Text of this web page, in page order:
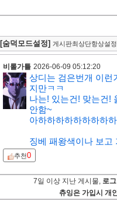
[숨덕모드설정] 게시판최상단항상설
비롤가틀 2026-06-09 05:12:20
상디는 검은번개 이런
지만ㅋㅋ
나는! 있는건! 맞는건!
안함~
아하하하하하하하하
징베 패왕색이나 보고
추천0
7일 이상 지난 게시물, 로
츄잉은 가입시 개